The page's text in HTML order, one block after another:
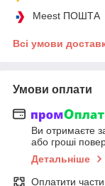
Meest ПОШТА
Всі умови
Умови оплати
Ви отримаєте
або гроші
Детальніше
Оплатити